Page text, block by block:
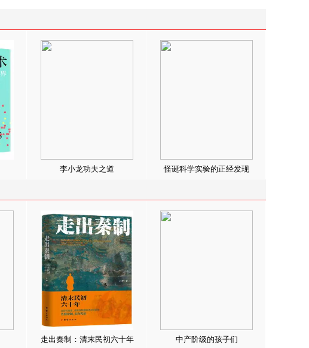
李小龙功夫之道 怪诞科学实验的正经发现
走出秦制：清末民初六十年 中产阶级的孩子们